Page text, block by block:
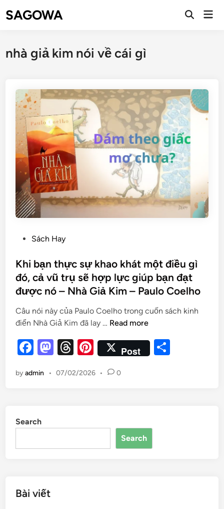
SAGOWA
nhà giả kim nói về cái gì
Sách Hay
Khi bạn thực sự khao khát một điều gì
đó, cả vũ trụ sẽ hợp lực giúp bạn đạt
được nó – Nhà Giả Kim – Paulo Coelho
Câu nói này của Paulo Coelho trong cuốn sách kinh
điển Nhà Giả Kim đã lay … Read more
F
c
o
o
M
to
n
T
e
s
Pi
er
Post
byadmin • 07/02/2026 • 0
Search
Search
Bài viết